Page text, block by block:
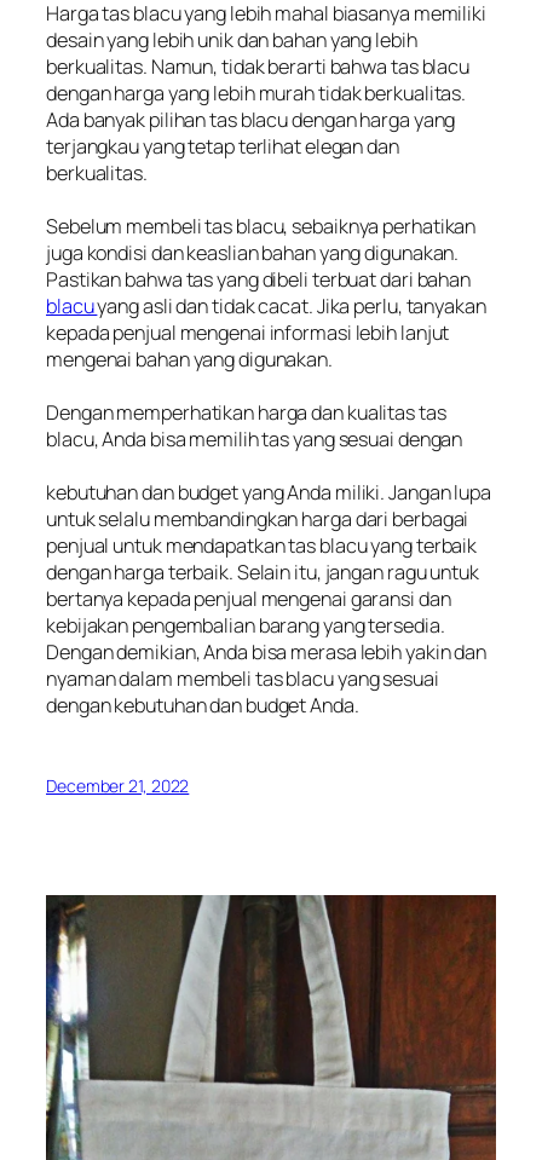
Harga tas blacu yang lebih mahal biasanya memiliki
desain yang lebih unik dan bahan yang lebih
berkualitas. Namun, tidak berarti bahwa tas blacu
dengan harga yang lebih murah tidak berkualitas.
Ada banyak pilihan tas blacu dengan harga yang
terjangkau yang tetap terlihat elegan dan
berkualitas.
Sebelum membeli tas blacu, sebaiknya perhatikan
juga kondisi dan keaslian bahan yang digunakan.
Pastikan bahwa tas yang dibeli terbuat dari bahan
blacuyang asli dan tidak cacat. Jika perlu, tanyakan
kepada penjual mengenai informasi lebih lanjut
mengenai bahan yang digunakan.
Dengan memperhatikan harga dan kualitas tas
blacu, Anda bisa memilih tas yang sesuai dengan
kebutuhan dan budget yang Anda miliki. Jangan lupa
untuk selalu membandingkan harga dari berbagai
penjual untuk mendapatkan tas blacu yang terbaik
dengan harga terbaik. Selain itu, jangan ragu untuk
bertanya kepada penjual mengenai garansi dan
kebijakan pengembalian barang yang tersedia.
Dengan demikian, Anda bisa merasa lebih yakin dan
nyaman dalam membeli tas blacu yang sesuai
dengan kebutuhan dan budget Anda.
December 21, 2022